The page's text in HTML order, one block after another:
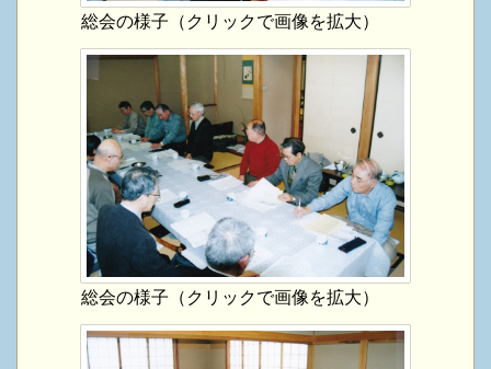
総会の様子（クリックで画像を拡大）
総会の様子（クリックで画像を拡大）